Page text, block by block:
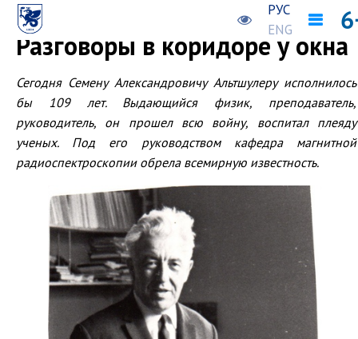
Предыдущая новость Следующая новость
РУС
ENG
Разговоры в коридоре у окна
Сегодня Семену Александровичу Альтшулеру исполнилось
бы 109 лет. Выдающийся физик, преподаватель,
руководитель, он прошел всю войну, воспитал плеяду
ученых. Под его руководством кафедра магнитной
радиоспектроскопии обрела всемирную известность.